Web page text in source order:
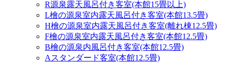
R源泉露天風呂付き客室(本館15畳以上)
L檜の源泉室内露天風呂付き客室(本館13.5畳)
H檜の源泉室内露天風呂付き客室(離れ棟12.5畳)
F檜の源泉室内露天風呂付き客室(本館12.5畳)
B檜の源泉内風呂付き客室(本館12.5畳)
Aスタンダード客室(本館12.5畳)